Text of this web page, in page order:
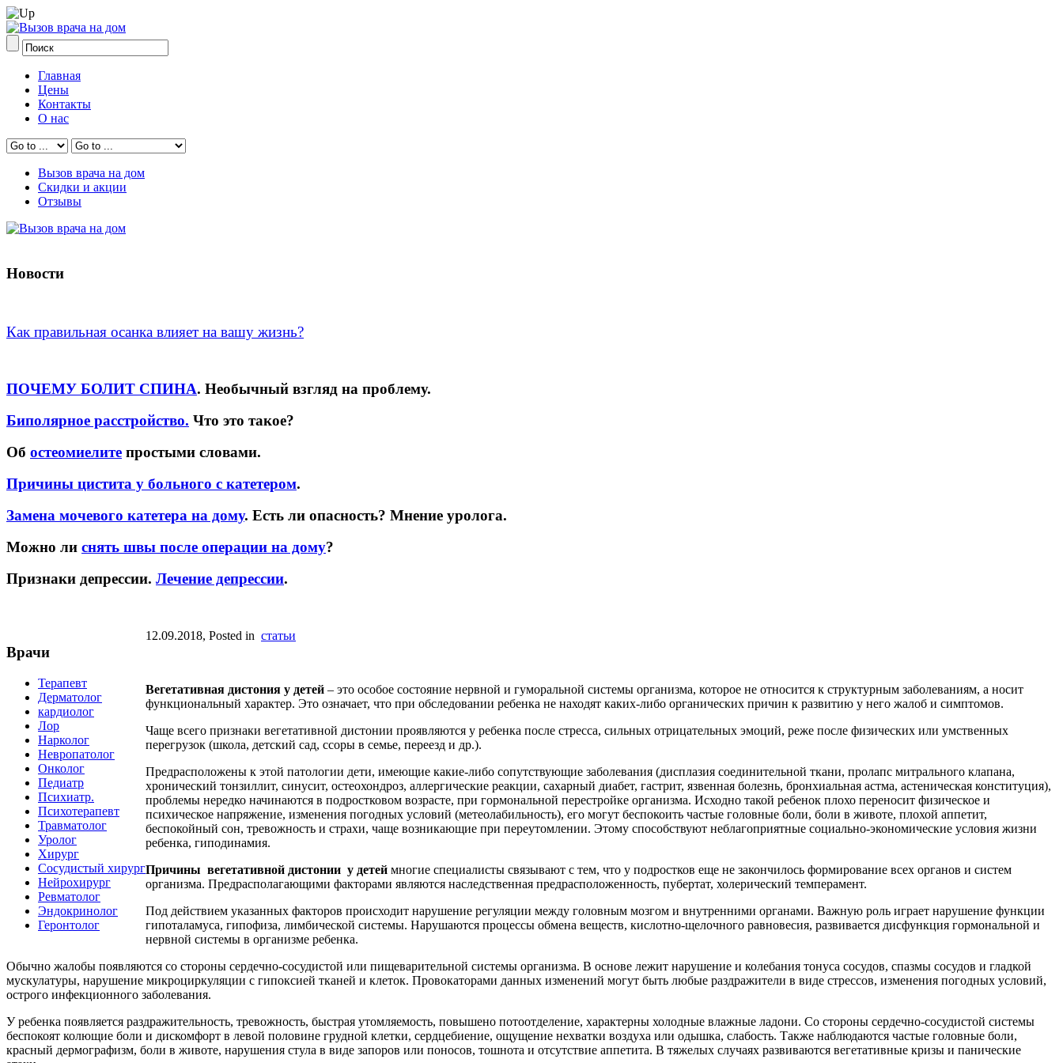
Главная
Цены
Контакты
О нас
Вызов врача на дом
Скидки и акции
Отзывы
Новости
Как правильная осанка влияет на вашу жизнь?
ПОЧЕМУ БОЛИТ СПИНА. Необычный взгляд на проблему.
Биполярное расстройство. Что это такое?
Об остеомиелите простыми словами.
Причины цистита у больного с катетером.
Замена мочевого катетера на дому. Есть ли опасность? Мнение уролога.
Можно ли снять швы после операции на дому?
Признаки депрессии. Лечение депрессии.
Врачи
Терапевт
Дерматолог
кардиолог
Лор
Нарколог
Невропатолог
Онколог
Педиатр
Психиатр.
Психотерапевт
Травматолог
Уролог
Хирург
Сосудистый хирург
Нейрохирург
Ревматолог
Эндокринолог
Геронтолог
12.09.2018, Posted in статьи
Вегетативная дистония у детей – это особое состояние нервной и гуморальной системы организма, которое не относится к структурным заболеваниям, а носит
функциональный характер. Это означает, что при обследовании ребенка не находят каких-либо органических причин к развитию у него жалоб и симптомов.
Чаще всего признаки вегетативной дистонии проявляются у ребенка после стресса, сильных отрицательных эмоций, реже после физических или умственных
перегрузок (школа, детский сад, ссоры в семье, переезд и др.).
Предрасположены к этой патологии дети, имеющие какие-либо сопутствующие заболевания (дисплазия соединительной ткани, пролапс митрального клапана,
хронический тонзиллит, синусит, остеохондроз, аллергические реакции, сахарный диабет, гастрит, язвенная болезнь, бронхиальная астма, астеническая конституция),
проблемы нередко начинаются в подростковом возрасте, при гормональной перестройке организма. Исходно такой ребенок плохо переносит физическое и
психическое напряжение, изменения погодных условий (метеолабильность), его могут беспокоить частые головные боли, боли в животе, плохой аппетит,
беспокойный сон, тревожность и страхи, чаще возникающие при переутомлении. Этому способствуют неблагоприятные социально-экономические условия жизни
ребенка, гиподинамия.
Причины вегетативной дистонии у детей многие специалисты связывают с тем, что у подростков еще не закончилось формирование всех органов и систем
организма. Предрасполагающими факторами являются наследственная предрасположенность, пубертат, холерический темперамент.
Под действием указанных факторов происходит нарушение регуляции между головным мозгом и внутренними органами. Важную роль играет нарушение функции
гипоталамуса, гипофиза, лимбической системы. Нарушаются процессы обмена веществ, кислотно-щелочного равновесия, развивается дисфункция гормональной и
нервной системы в организме ребенка.
Обычно жалобы появляются со стороны сердечно-сосудистой или пищеварительной системы организма. В основе лежит нарушение и колебания тонуса сосудов, спазмы сосудов и гладкой
мускулатуры, нарушение микроциркуляции с гипоксией тканей и клеток. Провокаторами данных изменений могут быть любые раздражители в виде стрессов, изменения погодных условий,
острого инфекционного заболевания.
У ребенка появляется раздражительность, тревожность, быстрая утомляемость, повышено потоотделение, характерны холодные влажные ладони. Со стороны сердечно-сосудистой системы
беспокоят колющие боли и дискомфорт в левой половине грудной клетки, сердцебиение, ощущение нехватки воздуха или одышка, слабость. Также наблюдаются частые головные боли,
красный дермографизм, боли в животе, нарушения стула в виде запоров или поносов, тошнота и отсутствие аппетита. В тяжелых случаях развиваются вегетативные кризы и панические